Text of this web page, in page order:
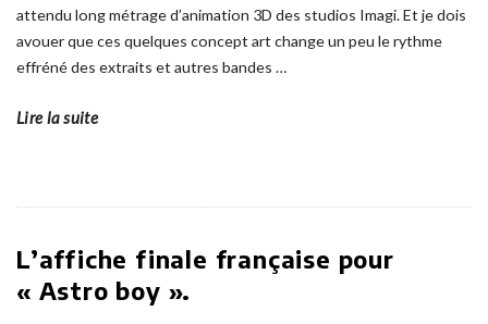
attendu long métrage d’animation 3D des studios Imagi. Et je dois
avouer que ces quelques concept art change un peu le rythme
effréné des extraits et autres bandes …
Lire la suite
L’affiche finale française pour
« Astro boy ».